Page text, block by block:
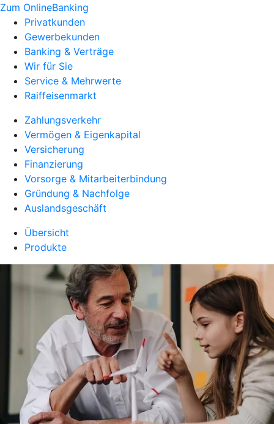
Zum OnlineBanking
Privatkunden
Gewerbekunden
Banking & Verträge
Wir für Sie
Service & Mehrwerte
Raiffeisenmarkt
Zahlungsverkehr
Vermögen & Eigenkapital
Versicherung
Finanzierung
Vorsorge & Mitarbeiterbindung
Gründung & Nachfolge
Auslandsgeschäft
Übersicht
Produkte